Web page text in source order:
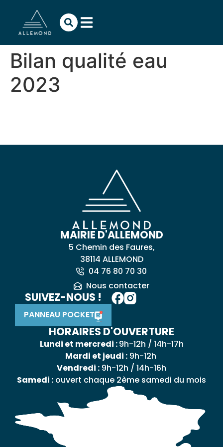
Bilan qualité eau
2023
MAIRIE D'ALLEMOND
5 Chemin des Faures,
38114 ALLEMOND
04 76 80 70 30
Nous contacter
SUIVEZ-NOUS !
PANNEAU POCKET
HORAIRES D'OUVERTURE
Lundi et mercredi :9h-12h / 14h-17h
Mardi et jeudi :9h-12h
Vendredi : 9h-12h / 14h-16h
Samedi : ouvert chaque 2ème samedi du mois